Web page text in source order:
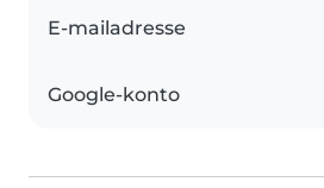
E-mailadresse
Google-konto